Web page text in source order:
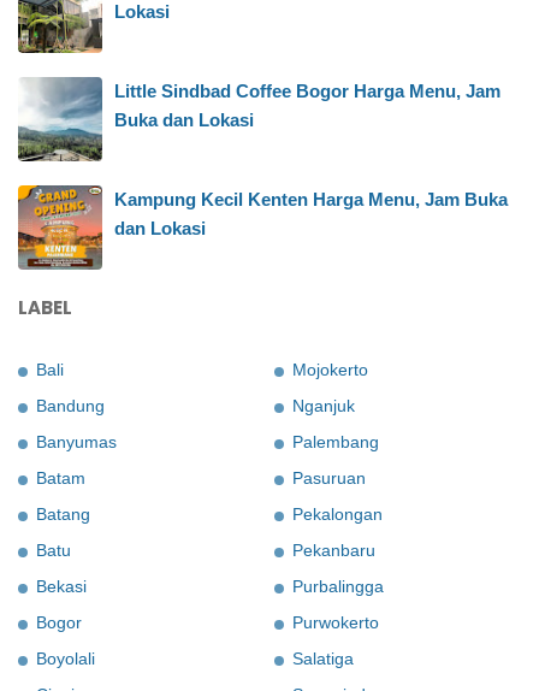
Lokasi
Little Sindbad Coffee Bogor Harga Menu, Jam
Buka dan Lokasi
Kampung Kecil Kenten Harga Menu, Jam Buka
dan Lokasi
LABEL
Bali
Bandung
Banyumas
Batam
Batang
Batu
Bekasi
Bogor
Boyolali
Mojokerto
Nganjuk
Palembang
Pasuruan
Pekalongan
Pekanbaru
Purbalingga
Purwokerto
Salatiga